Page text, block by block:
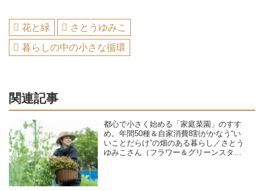
花と緑
さとうゆみこ
暮らしの中の小さな循環
関連記事
都心で小さく始める「家庭菜園」のすす
め。年間50種＆自家消費8割がかなう“い
いことだらけ”の畑のある暮らし／さとう
ゆみこさん（フラワー＆グリーンスタイ